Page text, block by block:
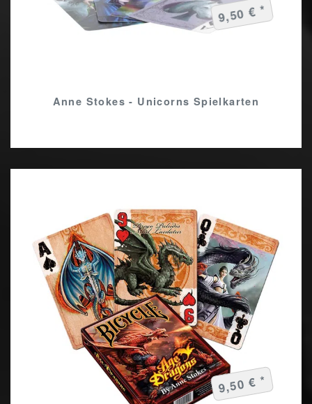
Anne Stokes - Unicorns Spielkarten
9,50 € *
9,50 € *